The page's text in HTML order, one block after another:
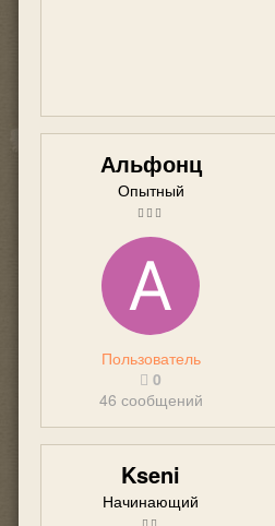
Альфонц
Опытный
Пользователь
0
46 сообщений
Kseni
Начинающий